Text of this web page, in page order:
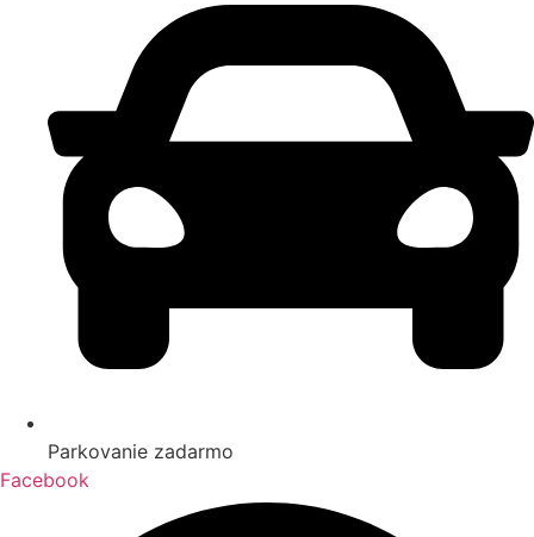
Parkovanie zadarmo
Facebook